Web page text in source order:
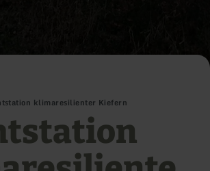
klimaresilienter Kiefern